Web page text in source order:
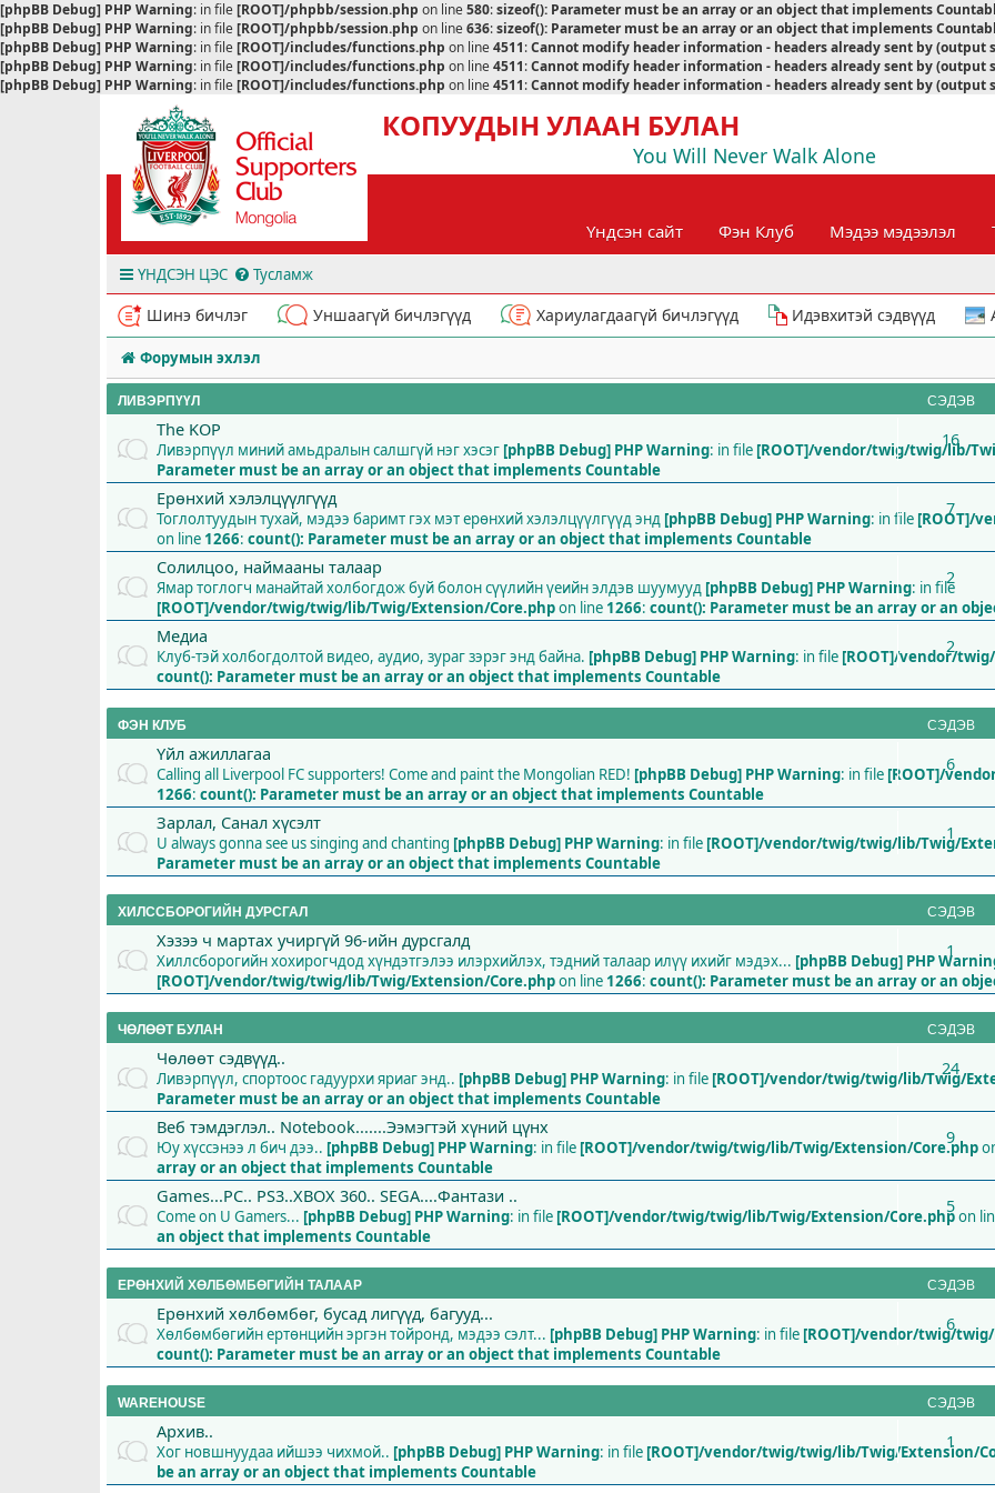
[phpBB Debug] PHP Warning: in file[ROOT]/phpbb/session.php on line580:sizeof(): Parameter must be an array or an object that implements
[phpBB Debug] PHP Warning: in file[ROOT]/phpbb/session.php on line636:sizeof(): Parameter must be an array or an object that implements
[phpBB Debug] PHP Warning: in file[ROOT]/includes/functions.php on line4511:Cannot modify header information - headers already sent by
[phpBB Debug] PHP Warning: in file[ROOT]/includes/functions.php on line4511:Cannot modify header information - headers already sent by
[phpBB Debug] PHP Warning: in file[ROOT]/includes/functions.php on line4511:Cannot modify header information - headers already sent by
КОПУУДЫН УЛААН БУЛАН
You Will Never Walk Alone
Үндсэн сайт Фэн Клуб Мэдээ мэдээлэл
ҮНДСЭН ЦЭС Тусламж
Шинэ бичлэг Уншаагүй бичлэгүүд Хариулагдаагүй бичлэгүүд Идэвхитэй сэдвүүд
Форумын эхлэл
ЛИВЭРПҮҮЛ СЭДЭВ
The KOP
Ливэрпүүл миний амьдралын салшгүй нэг хэсэг [phpBB Debug] PHP Warning: in file [ROOT]/vendor/twig/twig/lib/
Parameter must be an array or an object that implements Countable
16
Ерөнхий хэлэлцүүлгүүд
Тоглолтуудын тухай, мэдээ баримт гэх мэт ерөнхий хэлэлцүүлгүүд энд [phpBB Debug] PHP Warning: in file [ROOT]/
on line 1266: count(): Parameter must be an array or an object that implements Countable
7
Солилцоо, наймааны талаар
Ямар тоглогч манайтай холбогдож буй болон сүүлийн үеийн элдэв шуумууд [phpBB Debug] PHP Warning: in file
[ROOT]/vendor/twig/twig/lib/Twig/Extension/Core.phpon line 1266: count(): Parameter must be an array or an
2
Медиа
Клуб-тэй холбогдолтой видео, аудио, зураг зэрэг энд байна. [phpBB Debug] PHP Warning: in file [ROOT]/vendor/
count(): Parameter must be an array or an object that implements Countable
2
ФЭН КЛУБ СЭДЭВ
Үйл ажиллагаа
Calling all Liverpool FC supporters! Come and paint the Mongolian RED! [phpBB Debug] PHP Warning: in file [ROOT]/
1266: count(): Parameter must be an array or an object that implements Countable
6
Зарлал, Санал хүсэлт
U always gonna see us singing and chanting [phpBB Debug] PHP Warning: in file [ROOT]/vendor/twig/twig/lib/Twig/
Parameter must be an array or an object that implements Countable
1
ХИЛССБОРОГИЙН ДУРСГАЛ СЭДЭВ
Хэзээ ч мартах учиргүй 96-ийн дурсгалд
Хиллсборогийн хохирогчдод хүндэтгэлээ илэрхийлэх, тэдний талаар илүү ихийг мэдэх... [phpBB Debug] PHP
[ROOT]/vendor/twig/twig/lib/Twig/Extension/Core.phpon line 1266: count(): Parameter must be an array or an
1
ЧӨЛӨӨТ БУЛАН СЭДЭВ
Чөлөөт сэдвүүд..
Ливэрпүүл, спортоос гадуурхи яриаг энд.. [phpBB Debug] PHP Warning: in file [ROOT]/vendor/twig/twig/lib/Twig/
Parameter must be an array or an object that implements Countable
24
Веб тэмдэглэл.. Notebook.......Ээмэгтэй хүний цүнх
Юу хүссэнээ л бич дээ.. [phpBB Debug] PHP Warning: in file [ROOT]/vendor/twig/twig/lib/Twig/Extension/Core.php
array or an object that implements Countable
9
Games...PC.. PS3..XBOX 360.. SEGA....Фантази ..
Come on U Gamers... [phpBB Debug] PHP Warning: in file [ROOT]/vendor/twig/twig/lib/Twig/Extension/Core.phpon
an object that implements Countable
5
ЕРӨНХИЙ ХӨЛБӨМБӨГИЙН ТАЛААР СЭДЭВ
Ерөнхий хөлбөмбөг, бусад лигүүд, багууд...
Хөлбөмбөгийн ертөнцийн эргэн тойронд, мэдээ сэлт... [phpBB Debug] PHP Warning: in file [ROOT]/vendor/twig/
count(): Parameter must be an array or an object that implements Countable
6
WAREHOUSE СЭДЭВ
Архив..
Хог новшнуудаа ийшээ чихмой.. [phpBB Debug] PHP Warning: in file [ROOT]/vendor/twig/twig/lib/Twig/Extension/
be an array or an object that implements Countable
1